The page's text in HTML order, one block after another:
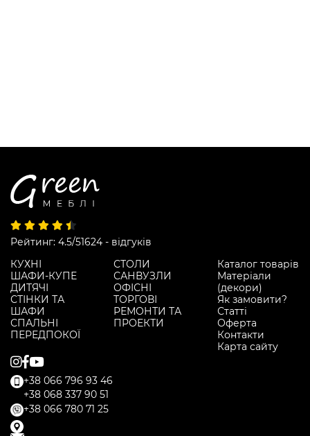
Рейтинг: 4.5/51624 - відгуків
КУХНІ
ШАФИ-КУПЕ
ДИТЯЧІ
СТІНКИ ТА
ШАФИ
СПАЛЬНІ
ПЕРЕДПОКОЇ
СТОЛИ
САНВУЗЛИ
ОФІСНІ
ТОРГОВІ
РЕМОНТИ ТА
ПРОЕКТИ
Каталог товарів
Матеріали
(декори)
Як замовити?
Статті
Оферта
Контакти
Карта сайту
+38 066 796 93 46
+38 068 337 90 51
+38 066 780 71 25